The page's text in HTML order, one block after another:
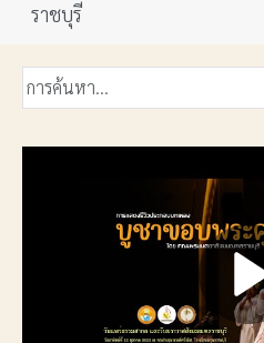
ราชบุรี